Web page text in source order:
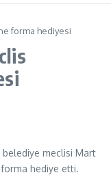
forma hediyesi
belediye meclisi Mart
forma hediye etti.